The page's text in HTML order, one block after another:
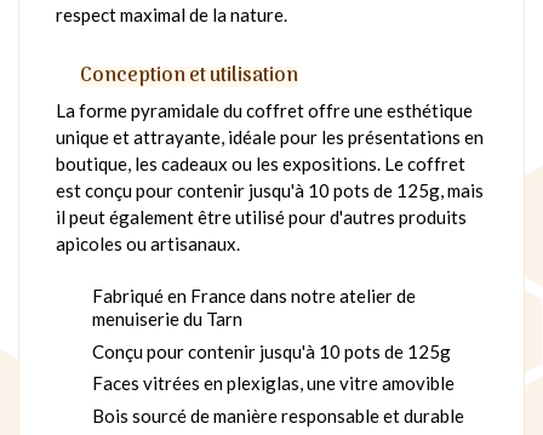
respect maximal de la nature.
Conception et utilisation
La forme pyramidale du coffret offre une esthétique
unique et attrayante, idéale pour les présentations en
boutique, les cadeaux ou les expositions. Le coffret
est conçu pour contenir jusqu'à 10 pots de 125g, mais
il peut également être utilisé pour d'autres produits
apicoles ou artisanaux.
Fabriqué en France dans notre atelier de
menuiserie du Tarn
Conçu pour contenir jusqu'à 10 pots de 125g
Faces vitrées en plexiglas, une vitre amovible
Bois sourcé de manière responsable et durable